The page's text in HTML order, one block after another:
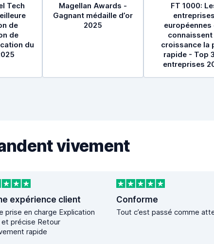
Tech
de
de
du
Magellan Awards -
Gagnant médaille d’or
2025
FT 1000:
entreprises
européennes
connaissent
croissance la
rapide - Top
entreprises
vivement
expérience client
en charge Explication
Retour
rapide
Conforme
Tout c’est passé comme